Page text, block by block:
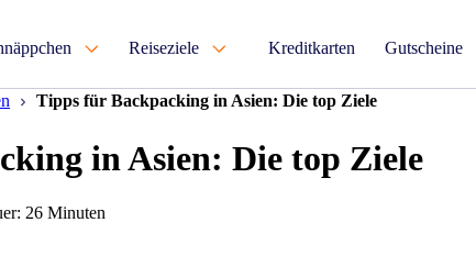
Reiseziele Kreditkarten Gutscheine
Tipps für Backpacking in Asien: Die top Ziele
in Asien: Die top Ziele
26 Minuten